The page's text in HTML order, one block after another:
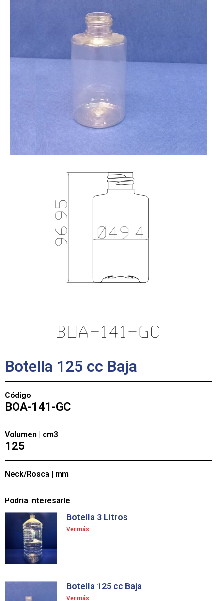
Botella 125 cc Baja
Código
BOA-141-GC
Volumen | cm3
125
Neck/Rosca | mm
Podría interesarle
Botella 3 Litros
Ver más
Botella 125 cc Baja
Ver más